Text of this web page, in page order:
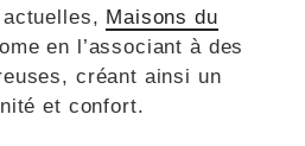
Maisons du
en l’associant à des
créant ainsi un
et confort.